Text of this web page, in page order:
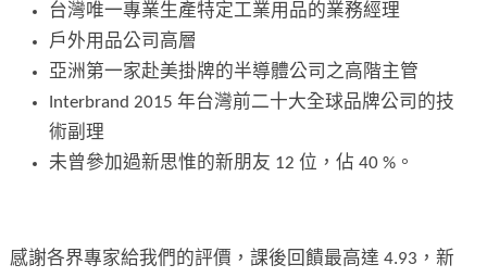
台灣唯一專業生產特定工業用品的業務經理
戶外用品公司高層
亞洲第一家赴美掛牌的半導體公司之高階主管
Interbrand 2015 年台灣前二十大全球品牌公司的技
術副理
未曾參加過新思惟的新朋友 12 位，佔 40 %。
感謝各界專家給我們的評價，課後回饋最高達 4.93，新